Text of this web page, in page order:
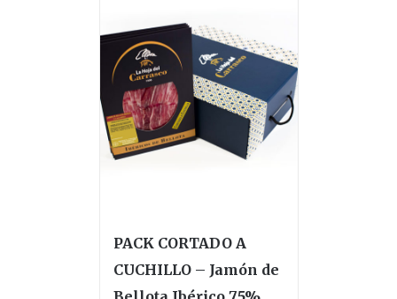
PACK CORTADO A
CUCHILLO – Jamón de